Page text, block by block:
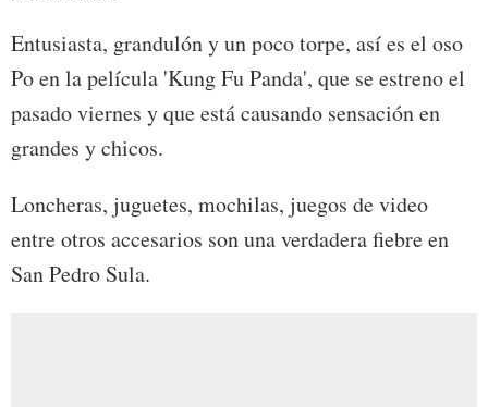
Entusiasta, grandulón y un poco torpe, así es el oso
Po en la película 'Kung Fu Panda', que se estreno el
pasado viernes y que está causando sensación en
grandes y chicos.
Loncheras, juguetes, mochilas, juegos de video
entre otros accesarios son una verdadera fiebre en
San Pedro Sula.